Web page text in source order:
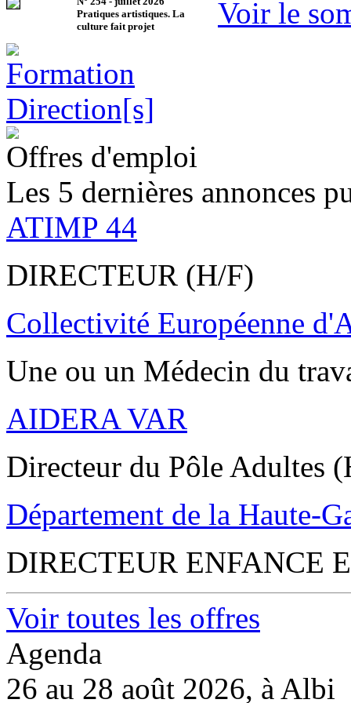
Pratiques artistiques. La
culture fait projet
Voir le
Offres d'emploi
Les 5 dernières annonces
ATIMP 44
DIRECTEUR (H/F)
Collectivité Européenne
Une ou un Médecin du
AIDERA VAR
Directeur du Pôle Adultes
Département de la Haute-
DIRECTEUR ENFANCE
Voir toutes les offres
Agenda
26 au 28 août 2026, à Albi